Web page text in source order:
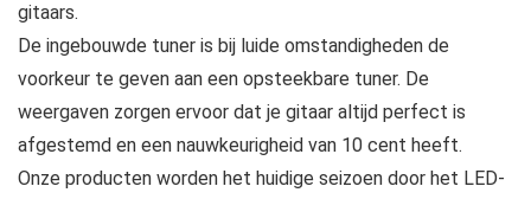
gitaars.
De ingebouwde tuner is bij luide omstandigheden de
voorkeur te geven aan een opsteekbare tuner. De
weergaven zorgen ervoor dat je gitaar altijd perfect is
afgestemd en een nauwkeurigheid van 10 cent heeft.
Onze producten worden het huidige seizoen door het LED-